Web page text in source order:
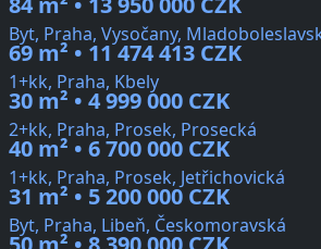
Byt, Praha, Vysočany,
69 m² • 11 474 413 CZK
1+kk, Praha, Kbely
30 m² • 4 999 000 CZK
2+kk, Praha, Prosek, Prosecká
40 m² • 6 700 000 CZK
1+kk, Praha, Prosek, Jetřichovická
31 m² • 5 200 000 CZK
Byt, Praha, Libeň, Českomoravská